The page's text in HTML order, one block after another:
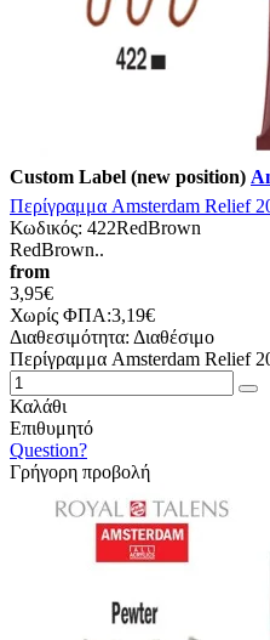
Custom Label (new position)
Περίγραμμα Amsterdam Relief
Κωδικός: 422RedBrown
RedBrown..
from
3,95€
Χωρίς ΦΠΑ:3,19€
Διαθεσιμότητα: Διαθέσιμο
Περίγραμμα Amsterdam Relief
Καλάθι
Επιθυμητό
Question?
Γρήγορη προβολή